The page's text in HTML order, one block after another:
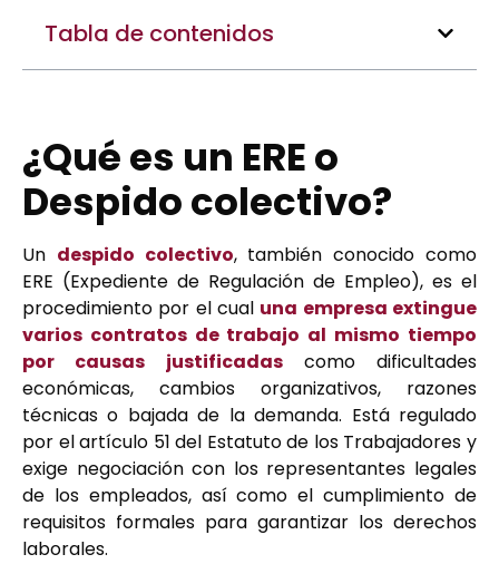
Tabla de contenidos
¿Qué es un ERE o
Despido colectivo?
Un despido colectivo, también conocido como
ERE (Expediente de Regulación de Empleo), es el
procedimiento por el cual una empresa extingue
varios contratos de trabajo al mismo tiempo
por causas justificadascomo dificultades
económicas, cambios organizativos, razones
técnicas o bajada de la demanda. Está regulado
por el artículo 51 del Estatuto de los Trabajadores y
exige negociación con los representantes legales
de los empleados, así como el cumplimiento de
requisitos formales para garantizar los derechos
laborales.